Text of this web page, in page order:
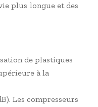
plus longue et des
de plastiques
à la
Les compresseurs